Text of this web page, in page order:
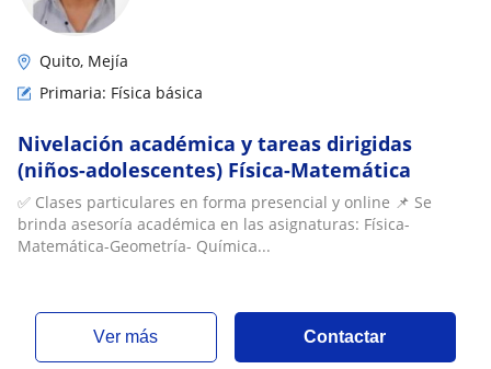
Quito, Mejía
Primaria: Física básica
Nivelación académica y tareas dirigidas
(niños-adolescentes) Física-Matemática
✅ Clases particulares en forma presencial y online 📌 Se
brinda asesoría académica en las asignaturas: Física-
Matemática-Geometría- Química...
ver más Contactar